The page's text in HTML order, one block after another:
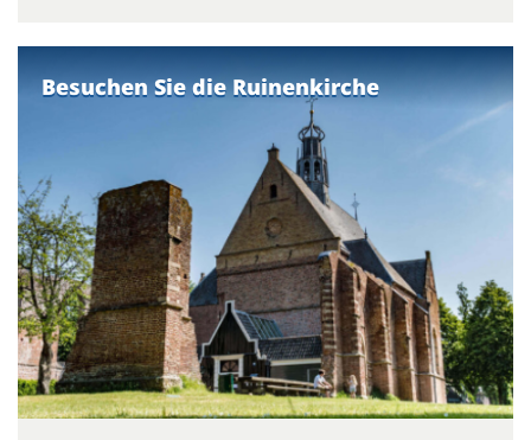
Besuchen Sie die Ruinenkirche